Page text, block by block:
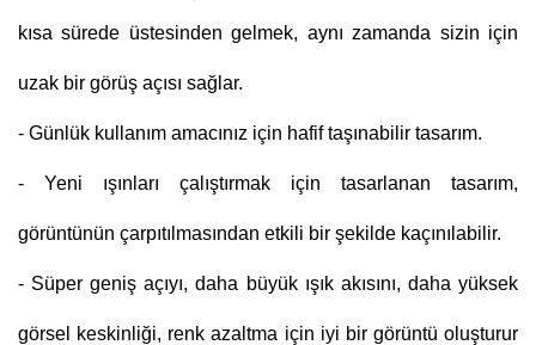
kısa sürede üstesinden gelmek, aynı zamanda sizin için
uzak bir görüş açısı sağlar.
- Günlük kullanım amacınız için hafif taşınabilir tasarım.
- Yeni ışınları çalıştırmak için tasarlanan tasarım,
görüntünün çarpıtılmasından etkili bir şekilde kaçınılabilir.
- Süper geniş açıyı, daha büyük ışık akısını, daha yüksek
görsel keskinliği, renk azaltma için iyi bir görüntü oluşturur